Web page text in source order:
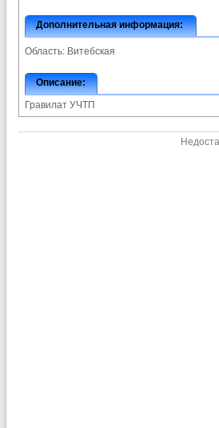
Дополнительная информация:
Область: Витебская
Описание:
Гравилат УЧТП